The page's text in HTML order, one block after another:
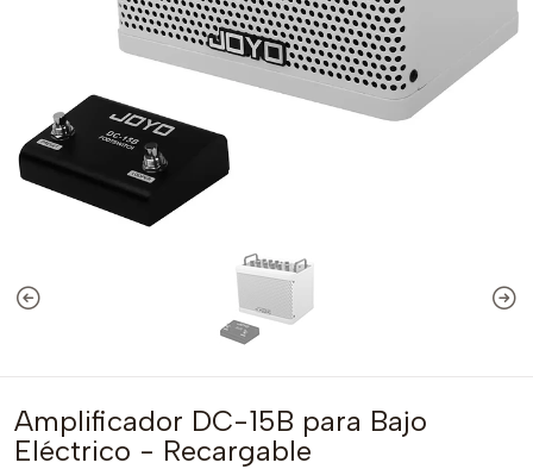
Amplificador DC-15B para Bajo
Eléctrico - Recargable